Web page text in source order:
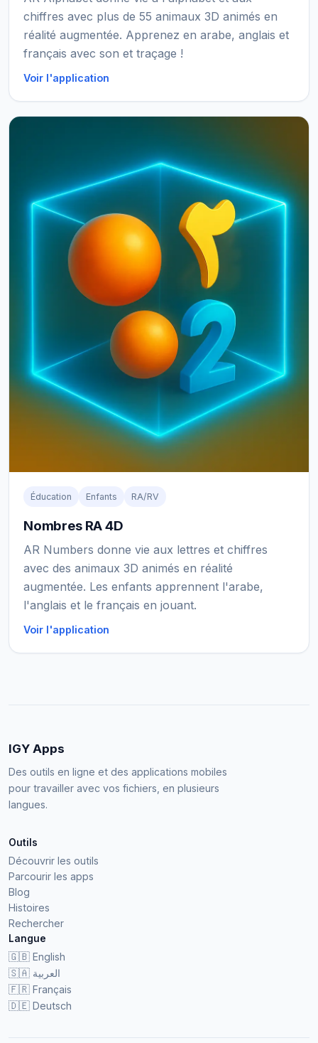
chiffres avec plus de 55 animaux 3D animés en
réalité augmentée. Apprenez en arabe, anglais et
français avec son et traçage !
Voir l'application
Éducation Enfants RA/RV
Nombres RA 4D
AR Numbers donne vie aux lettres et chiffres
avec des animaux 3D animés en réalité
augmentée. Les enfants apprennent l'arabe,
l'anglais et le français en jouant.
Voir l'application
IGY Apps
Des outils en ligne et des applications mobiles
pour travailler avec vos fichiers, en plusieurs
langues.
Outils
Découvrir les outils
Parcourir les apps
Blog
Histoires
Rechercher
Langue
🇬🇧 English
🇸🇦 العربية
🇫🇷 Français
🇩🇪 Deutsch